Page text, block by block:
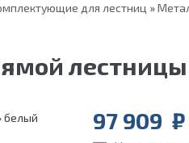
На 2 косоурах
П-
для лестниц »
97 909 ₽